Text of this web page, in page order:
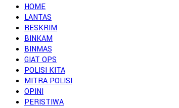
HOME
LANTAS
RESKRIM
BINKAM
BINMAS
GIAT OPS
POLISI KITA
MITRA POLISI
OPINI
PERISTIWA